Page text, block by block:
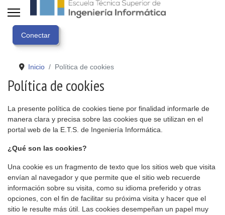
Inicio Política de cookies
Política de cookies
La presente política de cookies tiene por finalidad informarle de
manera clara y precisa sobre las cookies que se utilizan en el
portal web de la E.T.S. de Ingeniería Informática.
¿Qué son las cookies?
Una cookie es un fragmento de texto que los sitios web que visita
envían al navegador y que permite que el sitio web recuerde
información sobre su visita, como su idioma preferido y otras
opciones, con el fin de facilitar su próxima visita y hacer que el
sitio le resulte más útil. Las cookies desempeñan un papel muy